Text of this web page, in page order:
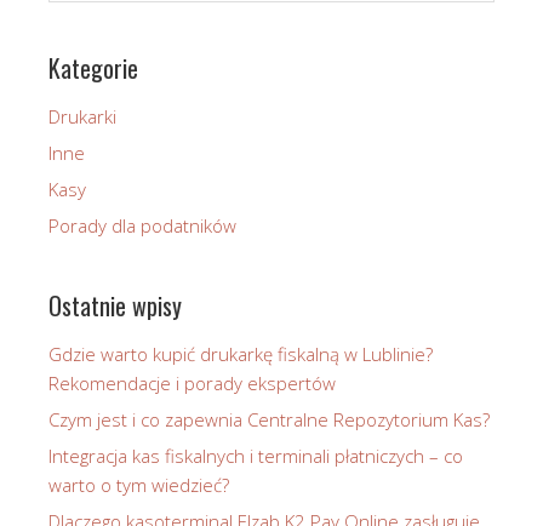
Kategorie
Drukarki
Inne
Kasy
Porady dla podatników
Ostatnie wpisy
Gdzie warto kupić drukarkę fiskalną w Lublinie?
Rekomendacje i porady ekspertów
Czym jest i co zapewnia Centralne Repozytorium Kas?
Integracja kas fiskalnych i terminali płatniczych – co
warto o tym wiedzieć?